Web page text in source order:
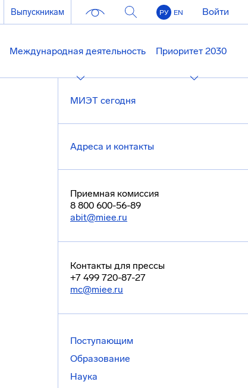
Выпускникам РУ EN Войти
Международная деятельность Приоритет 2030
МИЭТ сегодня
Адреса и контакты
Приемная комиссия
8 800 600-56-89
abit@miee.ru
Контакты для прессы
+7 499 720-87-27
mc@miee.ru
Поступающим
Образование
Наука